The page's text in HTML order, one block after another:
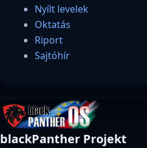
Nyílt levelek
Oktatás
Riport
Sajtóhír
blackPanther Projekt